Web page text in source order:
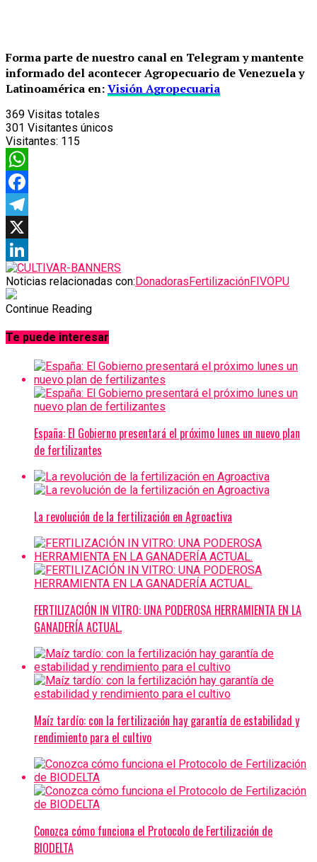
Forma parte de nuestro canal en Telegram y mantente
informado del acontecer Agropecuario de Venezuela y
Latinoamérica en:Visión Agropecuaria
369 Visitas totales
301 Visitantes únicos
Visitantes: 115
WhatsApp
Facebook
Telegram
X
LinkedIn
Noticias relacionadas con:DonadorasFertilizaciónFIVOPU
Continue Reading
Te puede interesar
España: El Gobierno presentará el próximo lunes un nuevo plan
de fertilizantes
La revolución de la fertilización en Agroactiva
FERTILIZACIÓN IN VITRO: UNA PODEROSA HERRAMIENTA EN LA
GANADERÍA ACTUAL.
Maíz tardío: con la fertilización hay garantía de estabilidad y
rendimiento para el cultivo
Conozca cómo funciona el Protocolo de Fertilización de
BIODELTA